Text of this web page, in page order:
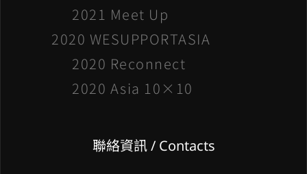
2021 Meet Up
2020 WESUPPORTASIA
2020 Reconnect
2020 Asia 10×10
聯絡資訊 / Contacts